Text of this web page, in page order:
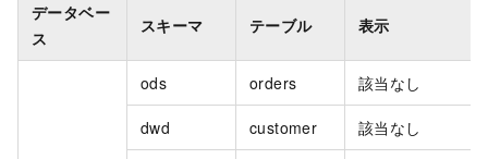
データベー
ス
スキーマ テーブル 表示
ods orders 該当なし
dwd customer 該当なし